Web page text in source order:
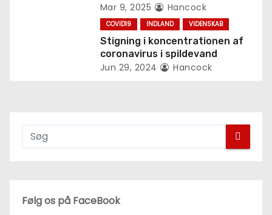
Mar 9, 2025 Hancock
COVID19 INDLAND VIDENSKAB
Stigning i koncentrationen af
coronavirus i spildevand
Jun 29, 2024 Hancock
Følg os på FaceBook